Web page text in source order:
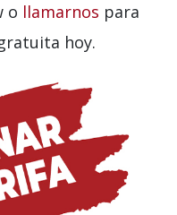
o llamarnos para
hoy.